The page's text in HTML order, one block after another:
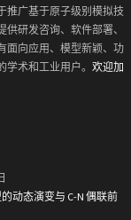
推广基于原子级别模拟技
研发咨询、软件部署、
面向应用、模型新颖、功
术和工业用户。 欢迎加
动态演变与 C-N 偶联前